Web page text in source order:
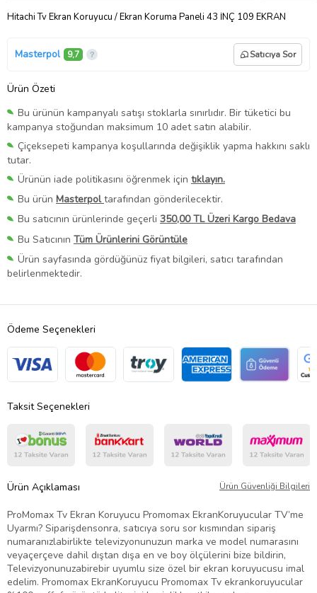
Hitachi Tv Ekran Koruyucu / Ekran Koruma Paneli 43 İNÇ 109 EKRAN
Masterpol 9,7 Satıcıya Sor
Ürün Özeti
Bu ürünün kampanyalı satışı stoklarla sınırlıdır. Bir tüketici bu
kampanya stoğundan maksimum 10 adet satın alabilir.
Çiçeksepeti kampanya koşullarında değişiklik yapma hakkını saklı
tutar.
Ürünün iade politikasını öğrenmek için tıklayın.
Bu ürün Masterpoltarafından gönderilecektir.
Bu satıcının ürünlerinde geçerli 350,00 TL Üzeri Kargo Bedava
Bu Satıcının Tüm Ürünlerini Görüntüle
Ürün sayfasında gördüğünüz fiyat bilgileri, satıcı tarafından
belirlenmektedir.
Ödeme Seçenekleri
Taksit Seçenekleri
Ürün Açıklaması Ürün Güvenliği Bilgileri
ProMomax Tv Ekran Koruyucu Promomax EkranKoruyucular TV’me
Uyarmı? Siparişdensonra, satıcıya soru sor kısmından sipariş
numaranızlabirlikte televizyonunuzun marka ve model numarasını
veyaçerçeve dahil dıştan dışa en ve boy ölçülerini bize bildirin,
Televizyonunuzabirebir uyumlu size özel bir ekran koruyucusu imal
edelim. Promomax EkranKoruyucu Promomax Tv ekrankoruyucular